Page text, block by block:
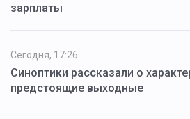
зарплаты
Сегодня, 17:26
Синоптики рассказали о
предстоящие выходные